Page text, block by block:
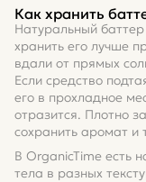
Как хранить
Натуральный
хранить его лучше
вдали от прямых
Если средство
его в прохладное
отразится. Плотно
сохранить аромат и
В OrganicTime есть
тела в разных